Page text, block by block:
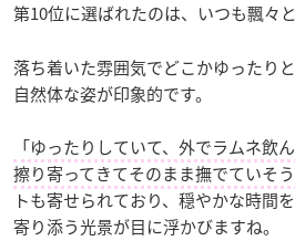
第10位に選ばれたのは、いつも飄々
落ち着いた雰囲気でどこかゆったり
自然体な姿が印象的です。
「ゆったりしていて、外でラムネ飲
擦り寄ってきてそのまま撫でていそ
トも寄せられており、穏やかな時間
寄り添う光景が目に浮かびますね。